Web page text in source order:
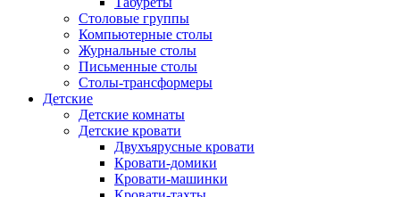
Столовые группы
Компьютерные столы
Журнальные столы
Письменные столы
Столы-трансформеры
Детские
Детские комнаты
Детские кровати
Двухъярусные кровати
Кровати-домики
Кровати-машинки